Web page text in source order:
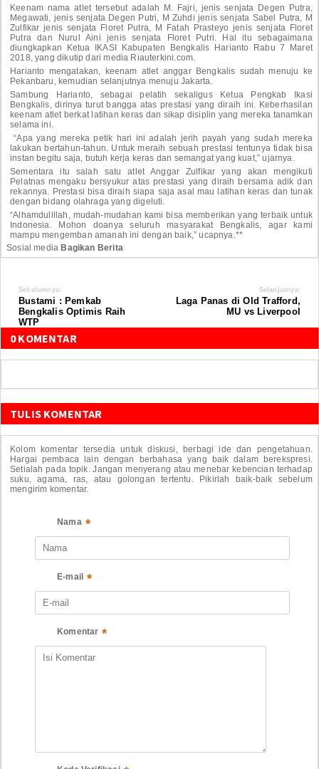
Keenam nama atlet tersebut adalah M. Fajri, jenis senjata Degen Putra,
Megawati, jenis senjata Degen Putri, M Zuhdi jenis senjata Sabel Putra, M
Zulfikar jenis senjata Floret Putra, M Fatah Prasteyo jenis senjata Floret
Putra dan Nurul Aini jenis senjata Floret Putri. Hal itu sebagaimana
diungkapkan Ketua IKASI Kabupaten Bengkalis Harianto Rabu 7 Maret
2018, yang dikutip dari media Riauterkini.com.
Harianto mengatakan, keenam atlet anggar Bengkalis sudah menuju ke
Pekanbaru, kemudian selanjutnya menuju Jakarta.
Sambung Harianto, sebagai pelatih sekaligus Ketua Pengkab Ikasi
Bengkalis, dirinya turut bangga atas prestasi yang diraih ini. Keberhasilan
keenam atlet berkat latihan keras dan sikap disiplin yang mereka tanamkan
selama ini.
“Apa yang mereka petik hari ini adalah jerih payah yang sudah mereka
lakukan bertahun-tahun. Untuk meraih sebuah prestasi tentunya tidak bisa
instan begitu saja, butuh kerja keras dan semangat yang kuat,” ujarnya.
Sementara itu salah satu atlet Anggar Zulfikar yang akan mengikuti
Pelatnas mengaku bersyukur atas prestasi yang diraih bersama adik dan
rekannya. Prestasi bisa diraih siapa saja asal mau latihan keras dan tunak
dengan bidang olahraga yang digeluti.
“Alhamdulillah, mudah-mudahan kami bisa memberikan yang terbaik untuk
Indonesia. Mohon doanya seluruh masyarakat Bengkalis, agar kami
mampu mengemban amanah ini dengan baik,” ucapnya.**
Sosial media Bagikan Berita
Sebelumnya:
Bustami : Pemkab
Bengkalis Optimis Raih
WTP
Selanjutnya:
Laga Panas di Old Trafford,
MU vs Liverpool
0 KOMENTAR
TULIS KOMENTAR
Kolom komentar tersedia untuk diskusi, berbagi ide dan pengetahuan.
Hargai pembaca lain dengan berbahasa yang baik dalam berekspresi.
Setialah pada topik. Jangan menyerang atau menebar kebencian terhadap
suku, agama, ras, atau golongan tertentu. Pikirlah baik-baik sebelum
mengirim komentar.
Nama *
E-mail *
Komentar *